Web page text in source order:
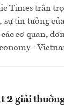
Times trân
tin tưởng
cơ quan,
-
2 giải